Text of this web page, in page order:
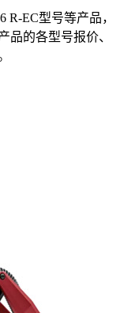
R-EC型号等产品，
品的各型号报价、